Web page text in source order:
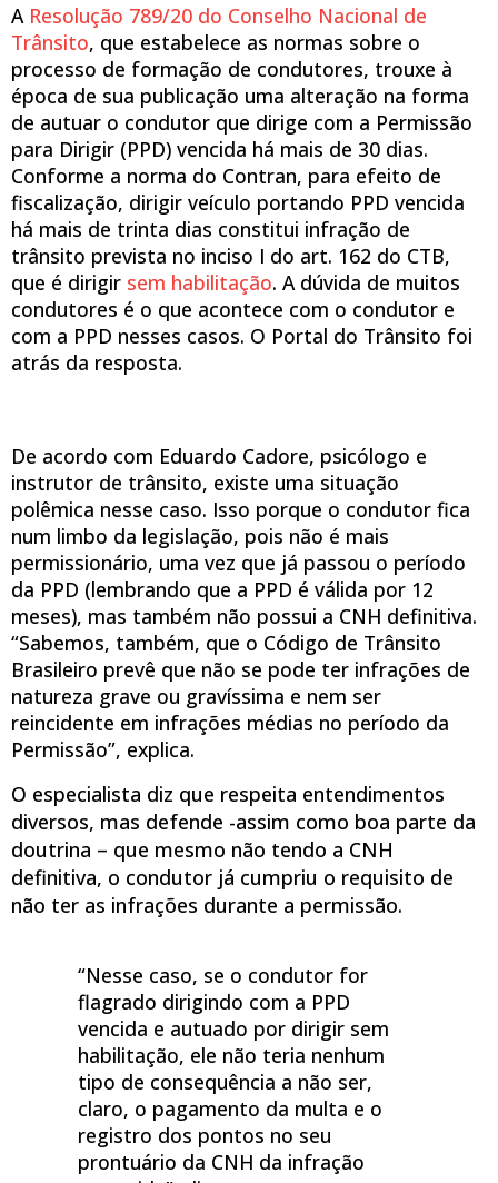
A Resolução 789/20 do Conselho Nacional de
Trânsito, que estabelece as normas sobre o
processo de formação de condutores, trouxe à
época de sua publicação uma alteração na forma
de autuar o condutor que dirige com a Permissão
para Dirigir (PPD) vencida há mais de 30 dias.
Conforme a norma do Contran, para efeito de
fiscalização, dirigir veículo portando PPD vencida
há mais de trinta dias constitui infração de
trânsito prevista no inciso I do art. 162 do CTB,
que é dirigir sem habilitação. A dúvida de muitos
condutores é o que acontece com o condutor e
com a PPD nesses casos. O Portal do Trânsito foi
atrás da resposta.
De acordo com Eduardo Cadore, psicólogo e
instrutor de trânsito, existe uma situação
polêmica nesse caso. Isso porque o condutor fica
num limbo da legislação, pois não é mais
permissionário, uma vez que já passou o período
da PPD (lembrando que a PPD é válida por 12
meses), mas também não possui a CNH definitiva.
“Sabemos, também, que o Código de Trânsito
Brasileiro prevê que não se pode ter infrações de
natureza grave ou gravíssima e nem ser
reincidente em infrações médias no período da
Permissão”, explica.
O especialista diz que respeita entendimentos
diversos, mas defende -assim como boa parte da
doutrina – que mesmo não tendo a CNH
definitiva, o condutor já cumpriu o requisito de
não ter as infrações durante a permissão.
“Nesse caso, se o condutor for
flagrado dirigindo com a PPD
vencida e autuado por dirigir sem
habilitação, ele não teria nenhum
tipo de consequência a não ser,
claro, o pagamento da multa e o
registro dos pontos no seu
prontuário da CNH da infração